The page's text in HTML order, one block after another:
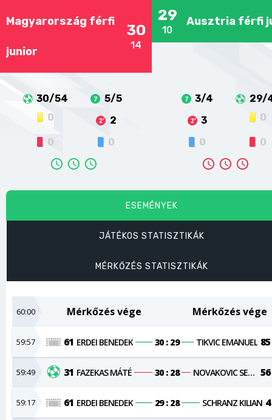
Magyarország férfi
junior
30
14
29
10
Ausztria férfi
30/54
5/5
0
2
0
0
29/
3/4
0
3
0
0
ESEMÉNYEK
JÁTÉKOS STATISZTIKÁK
MÉRKŐZÉS STATISZTIKÁK
59:17 61 ERDEI BENEDEK 29 : 28 SCHRANZ KILIAN 4
59:49 31 FAZEKAS MÁTÉ 30 : 28 NOVAKOVIC SERGEJ 56
59:57 61 ERDEI BENEDEK 30 : 29 TIKVIC EMANUEL 85
60:00 Mérkőzés vége Mérkőzés vége